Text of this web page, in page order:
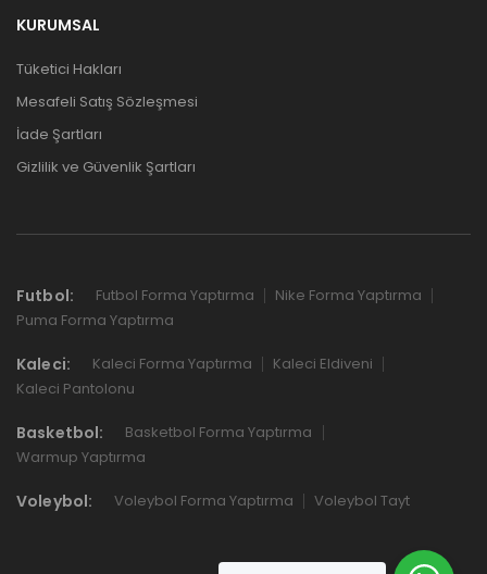
KURUMSAL
Tüketici Hakları
Mesafeli Satış Sözleşmesi
İade Şartları
Gizlilik ve Güvenlik Şartları
Futbol: Futbol Forma Yaptırma
Nike Forma Yaptırma
Puma Forma Yaptırma
Kaleci: Kaleci Forma Yaptırma
Kaleci Eldiveni
Kaleci Pantolonu
Basketbol:
Basketbol Forma Yaptırma
Warmup Yaptırma
Voleybol: Voleybol Forma Yaptırma Voleybol Tayt